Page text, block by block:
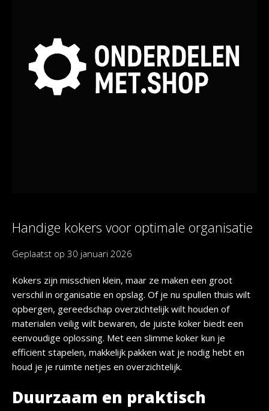
Handige kokers voor optimale organisatie
Geplaatst op 30 januari 2026
Kokers zijn misschien klein, maar ze maken een groot
verschil in organisatie en opslag. Of je nu spullen thuis wilt
opbergen, gereedschap overzichtelijk wilt houden of
materialen veilig wilt bewaren, de juiste koker biedt een
eenvoudige oplossing. Met een slimme koker kun je
efficiënt stapelen, makkelijk pakken wat je nodig hebt en
houd je je ruimte netjes en overzichtelijk.
Duurzaam en praktisch